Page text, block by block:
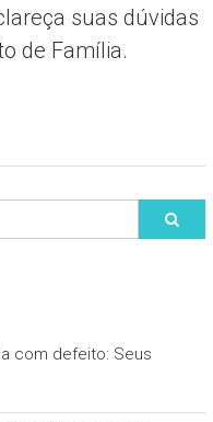
suas dúvidas
de Família.
com defeito: Seus